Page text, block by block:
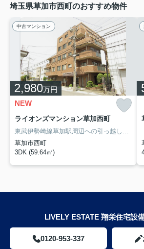
埼玉県草加市西町のおすすめ物件
中古マンション
2,980万円
NEW
ライオンズマンション草加西町
草加市西町
3DK (59.64㎡)
LIVELY ESTATE 翔栄住宅設
0120-953-337